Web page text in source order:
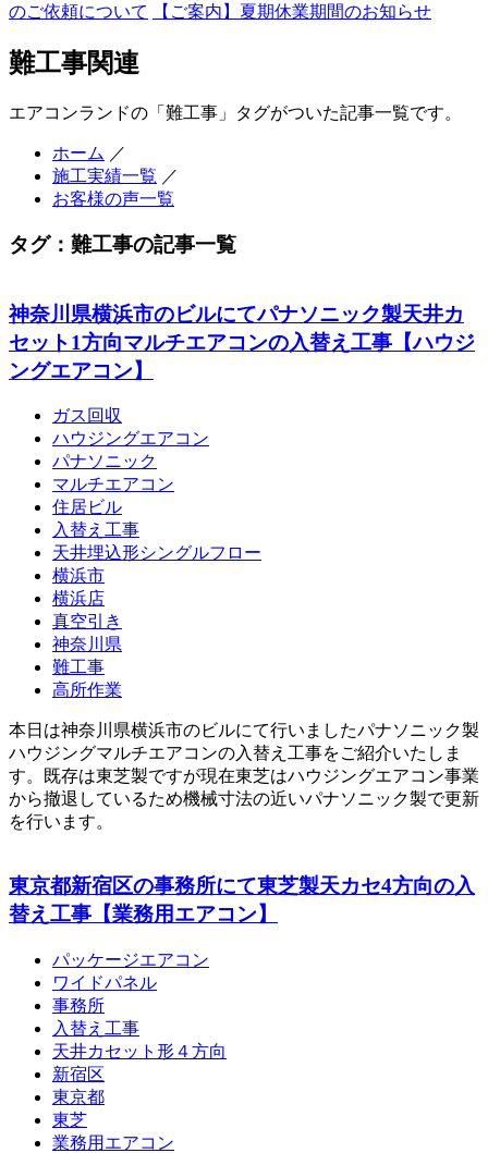
のご依頼について
【ご案内】夏期休業期間のお知らせ
難工事関連
エアコンランドの「難工事」タグがついた記事一覧です。
ホーム ／
施工実績一覧 ／
お客様の声一覧
タグ：難工事の記事一覧
神奈川県横浜市のビルにてパナソニック製天井カ
セット1方向マルチエアコンの入替え工事【ハウジ
ングエアコン】
ガス回収
ハウジングエアコン
パナソニック
マルチエアコン
住居ビル
入替え工事
天井埋込形シングルフロー
横浜市
横浜店
真空引き
神奈川県
難工事
高所作業
本日は神奈川県横浜市のビルにて行いましたパナソニック製
ハウジングマルチエアコンの入替え工事をご紹介いたしま
す。既存は東芝製ですが現在東芝はハウジングエアコン事業
から撤退しているため機械寸法の近いパナソニック製で更新
を行います。
東京都新宿区の事務所にて東芝製天カセ4方向の入
替え工事【業務用エアコン】
パッケージエアコン
ワイドパネル
事務所
入替え工事
天井カセット形４方向
新宿区
東京都
東芝
業務用エアコン